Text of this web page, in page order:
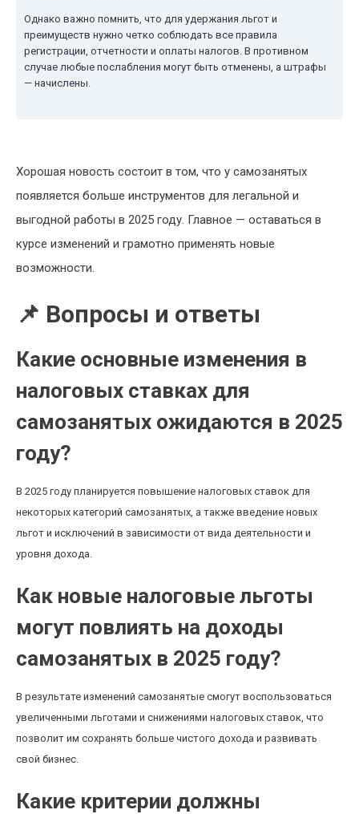
Однако важно помнить, что для удержания льгот и
преимуществ нужно четко соблюдать все правила
регистрации, отчетности и оплаты налогов. В противном
случае любые послабления могут быть отменены, а штрафы
— начислены.
Хорошая новость состоит в том, что у самозанятых
появляется больше инструментов для легальной и
выгодной работы в 2025 году. Главное — оставаться в
курсе изменений и грамотно применять новые
возможности.
📌 Вопросы и ответы
Какие основные изменения в
налоговых ставках для
самозанятых ожидаются в 2025
году?
В 2025 году планируется повышение налоговых ставок для
некоторых категорий самозанятых, а также введение новых
льгот и исключений в зависимости от вида деятельности и
уровня дохода.
Как новые налоговые льготы
могут повлиять на доходы
самозанятых в 2025 году?
В результате изменений самозанятые смогут воспользоваться
увеличенными льготами и снижениями налоговых ставок, что
позволит им сохранять больше чистого дохода и развивать
свой бизнес.
Какие критерии должны